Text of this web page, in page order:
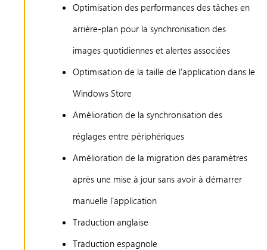
Optimisation des performances des tâches en
arrière-plan pour la synchronisation des
images quotidiennes et alertes associées
Optimisation de la taille de l'application dans le
Windows Store
Amélioration de la synchronisation des
réglages entre périphériques
Amélioration de la migration des paramètres
après une mise à jour sans avoir à démarrer
manuelle l'application
Traduction anglaise
Traduction espagnole